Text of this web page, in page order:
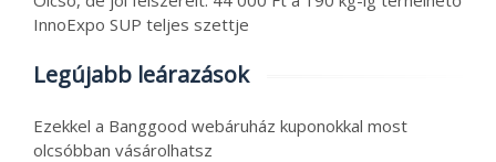
InnoExpo SUP teljes szettje
Legújabb leárazások
Ezekkel a Banggood webáruház kuponokkal most
olcsóbban vásárolhatsz